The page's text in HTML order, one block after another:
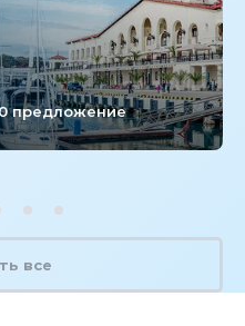
предложение
все